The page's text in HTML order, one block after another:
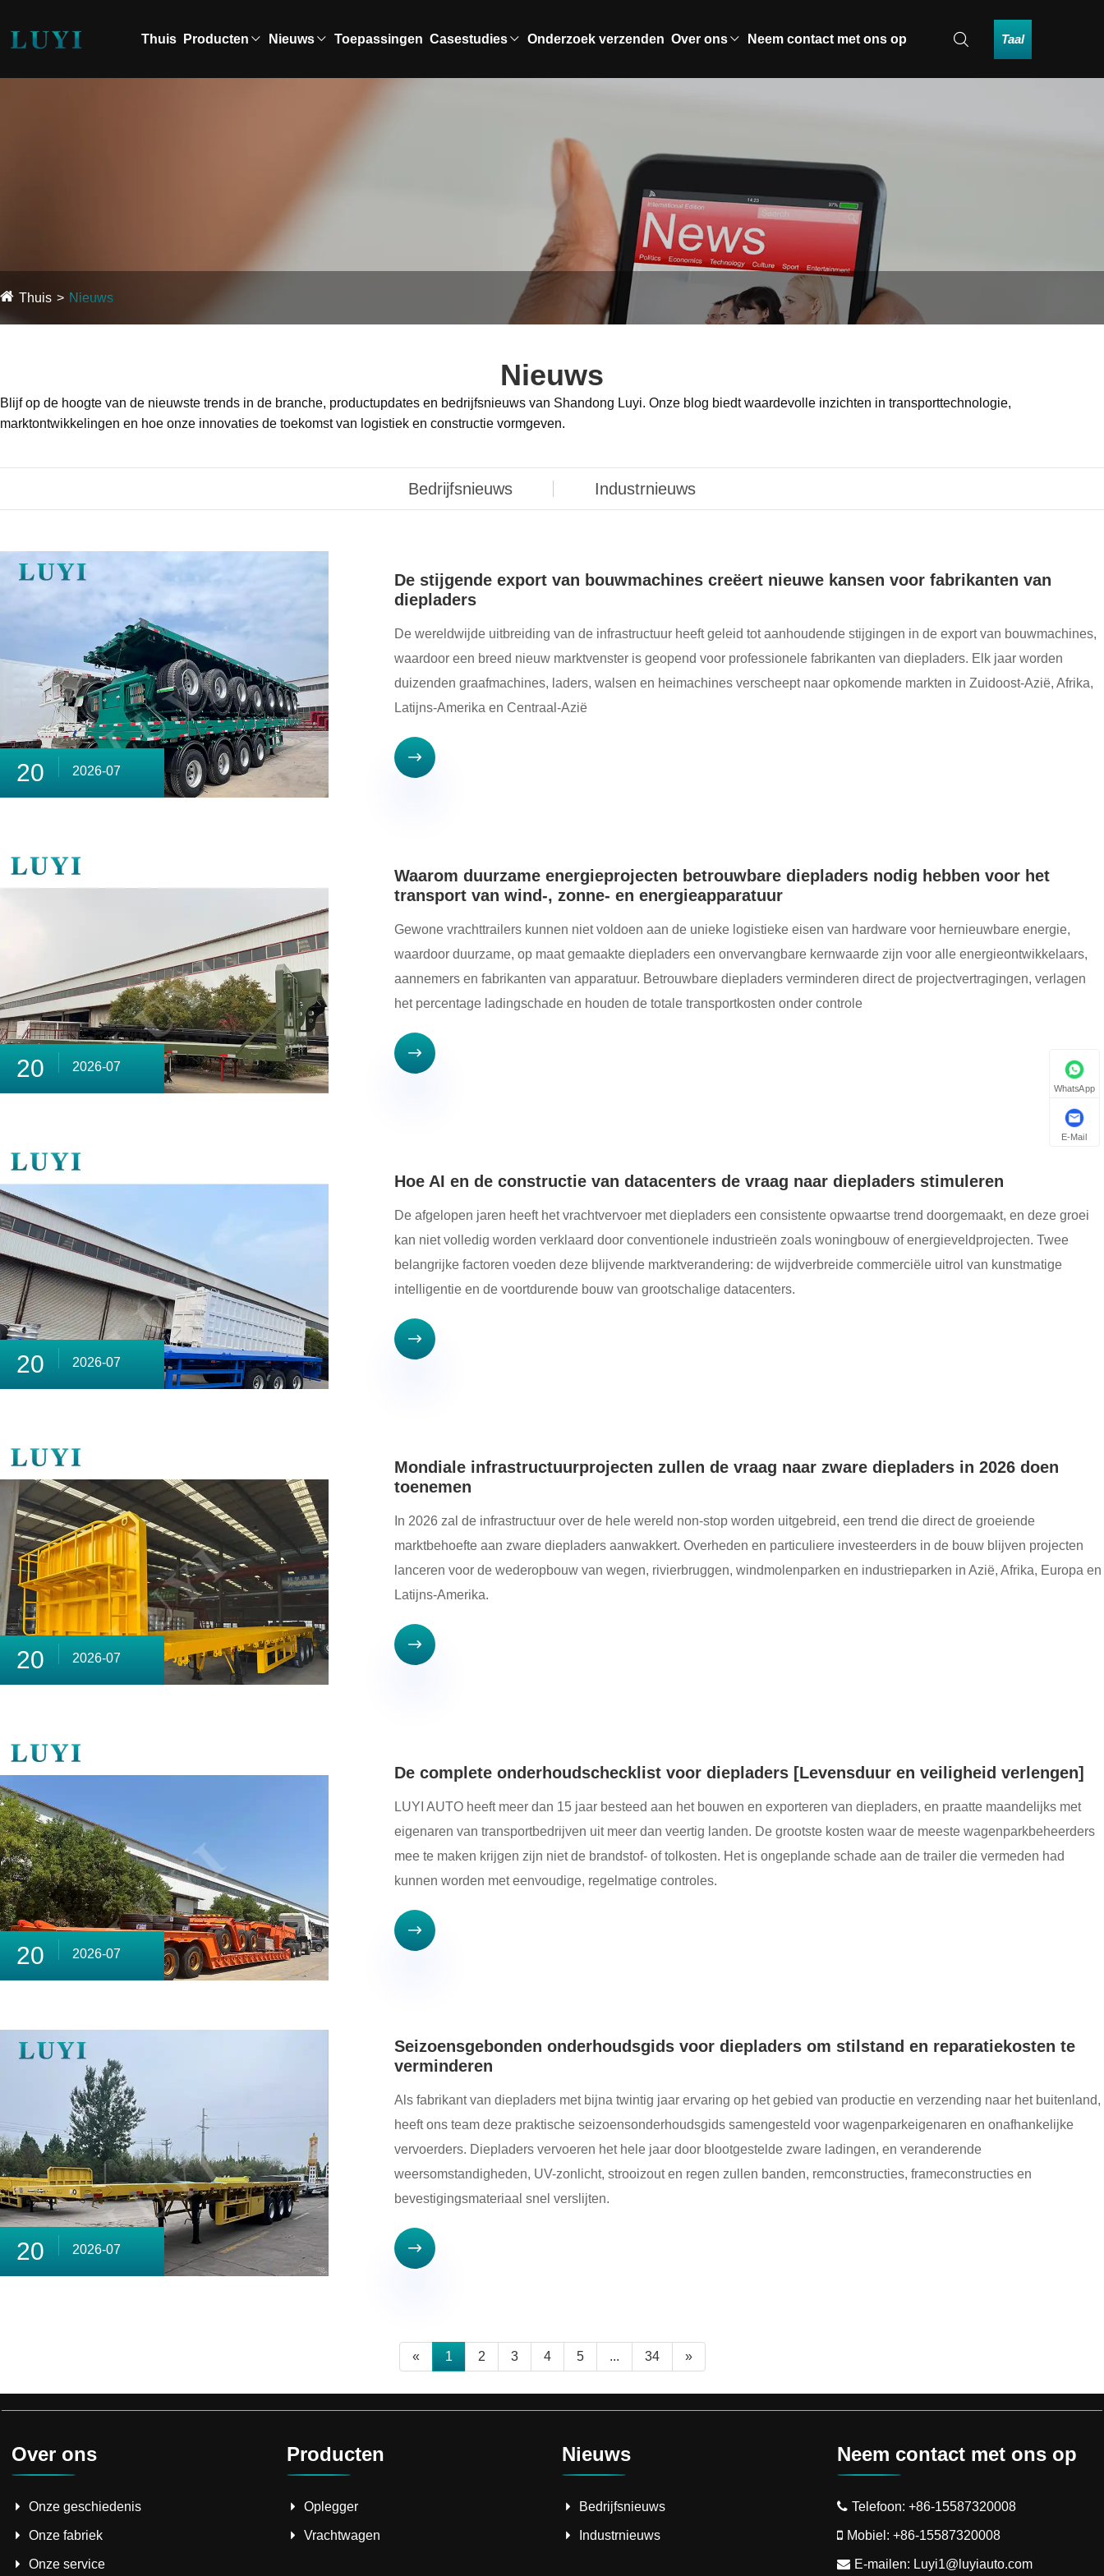
Thuis Producten Nieuws Toepassingen Casestudies Onderzoek verzenden Over ons Neem contact met ons op Taal
Thuis Nieuws
Nieuws
Blijf op de hoogte van de nieuwste trends in de branche, productupdates en bedrijfsnieuws van Shandong Luyi. Onze blog biedt waardevolle inzichten in transporttechnologie,
marktontwikkelingen en hoe onze innovaties de toekomst van logistiek en constructie vormgeven.
Bedrijfsnieuws Industrnieuws
20 2026-07
De stijgende export van bouwmachines creëert nieuwe kansen voor fabrikanten van
diepladers
De wereldwijde uitbreiding van de infrastructuur heeft geleid tot aanhoudende stijgingen in de export van bouwmachines,
waardoor een breed nieuw marktvenster is geopend voor professionele fabrikanten van diepladers. Elk jaar worden
duizenden graafmachines, laders, walsen en heimachines verscheept naar opkomende markten in Zuidoost-Azië, Afrika,
Latijns-Amerika en Centraal-Azië

20 2026-07
Waarom duurzame energieprojecten betrouwbare diepladers nodig hebben voor het
transport van wind-, zonne- en energieapparatuur
Gewone vrachttrailers kunnen niet voldoen aan de unieke logistieke eisen van hardware voor hernieuwbare energie,
waardoor duurzame, op maat gemaakte diepladers een onvervangbare kernwaarde zijn voor alle energieontwikkelaars,
aannemers en fabrikanten van apparatuur. Betrouwbare diepladers verminderen direct de projectvertragingen, verlagen
het percentage ladingschade en houden de totale transportkosten onder controle

20 2026-07
Hoe AI en de constructie van datacenters de vraag naar diepladers stimuleren
De afgelopen jaren heeft het vrachtvervoer met diepladers een consistente opwaartse trend doorgemaakt, en deze groei
kan niet volledig worden verklaard door conventionele industrieën zoals woningbouw of energieveldprojecten. Twee
belangrijke factoren voeden deze blijvende marktverandering: de wijdverbreide commerciële uitrol van kunstmatige
intelligentie en de voortdurende bouw van grootschalige datacenters.

20 2026-07
Mondiale infrastructuurprojecten zullen de vraag naar zware diepladers in 2026 doen
toenemen
In 2026 zal de infrastructuur over de hele wereld non-stop worden uitgebreid, een trend die direct de groeiende
marktbehoefte aan zware diepladers aanwakkert. Overheden en particuliere investeerders in de bouw blijven projecten
lanceren voor de wederopbouw van wegen, rivierbruggen, windmolenparken en industrieparken in Azië, Afrika, Europa en
Latijns-Amerika.

20 2026-07
De complete onderhoudschecklist voor diepladers [Levensduur en veiligheid verlengen]
LUYI AUTO heeft meer dan 15 jaar besteed aan het bouwen en exporteren van diepladers, en praatte maandelijks met
eigenaren van transportbedrijven uit meer dan veertig landen. De grootste kosten waar de meeste wagenparkbeheerders
mee te maken krijgen zijn niet de brandstof- of tolkosten. Het is ongeplande schade aan de trailer die vermeden had
kunnen worden met eenvoudige, regelmatige controles.

20 2026-07
Seizoensgebonden onderhoudsgids voor diepladers om stilstand en reparatiekosten te
verminderen
Als fabrikant van diepladers met bijna twintig jaar ervaring op het gebied van productie en verzending naar het buitenland,
heeft ons team deze praktische seizoensonderhoudsgids samengesteld voor wagenparkeigenaren en onafhankelijke
vervoerders. Diepladers vervoeren het hele jaar door blootgestelde zware ladingen, en veranderende
weersomstandigheden, UV-zonlicht, strooizout en regen zullen banden, remconstructies, frameconstructies en
bevestigingsmateriaal snel verslijten.

« 1 2 3 4 5 ... 34 »
Over ons
Onze geschiedenis
Onze fabriek
Onze service
Producten
Oplegger
Vrachtwagen
Nieuws
Bedrijfsnieuws
Industrnieuws
Neem contact met ons op
Telefoon: +86-15587320008
Mobiel: +86-15587320008
E-mailen: Luyi1@luyiauto.com
WhatsApp
E-Mail